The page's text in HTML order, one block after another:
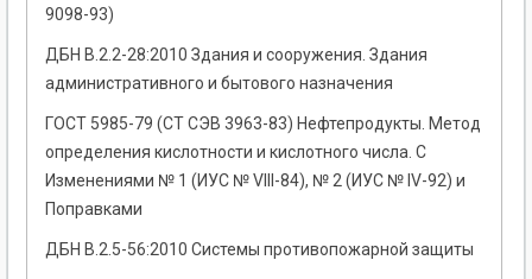
9098-93)
ДБН В.2.2-28:2010 Здания и сооружения. Здания
административного и бытового назначения
ГОСТ 5985-79 (СТ СЭВ 3963-83) Нефтепродукты. Метод
определения кислотности и кислотного числа. С
Изменениями № 1 (ИУС № VIII-84), № 2 (ИУС № IV-92) и
Поправками
ДБН В.2.5-56:2010 Системы противопожарной защиты